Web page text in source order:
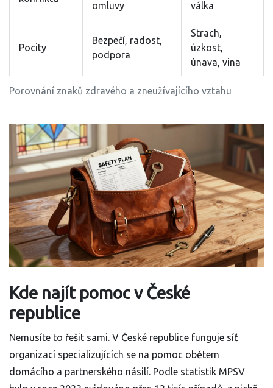
Porovnání znaků zdravého a zneužívajícího vztahu
omluvy
válka
Pocity
Bezpečí, radost,
podpora
Strach,
úzkost,
únava, vina
Kde najít pomoc v České
republice
Nemusíte to řešit sami. V České republice funguje síť
organizací specializujících se na pomoc obětem
domácího a partnerského násilí. Podle statistik MPSV